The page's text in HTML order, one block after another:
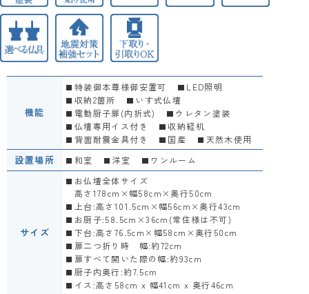
機能
特装御本尊様御安置可
LED照明
収納2箇所
いす式仏壇
電動厨子扉(内折式)
ウレタン塗装
仏壇専用イス付き
収納経机
背面耐震金具付き
国産 天然木使用
設置場所 和室 洋室 ワンルーム
サイズ
お仏壇全体サイズ
高さ178cm×幅58cm×奥行50cm
上台:高さ101.5cm×幅56cm×奥行43cm
お厨子:58.5cm×36cm(常住様は不可)
下台:高さ76.5cm×幅58cm×奥行50cm
扉二つ折り時 幅:約72cm
扉すべて開いた際の幅:約93cm
厨子内奥行:約7.5cm
イス:高さ58cm x 幅41cm x 奥行46cm